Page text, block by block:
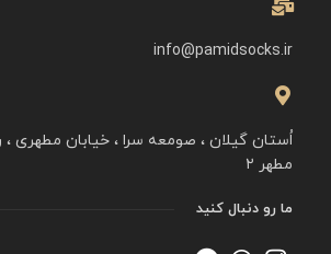
info@pamidsocks.ir
اُستان گیلان ، صومعه سرا ، خیابان مطهری
مطهر ۲
ما رو دنبال کنید